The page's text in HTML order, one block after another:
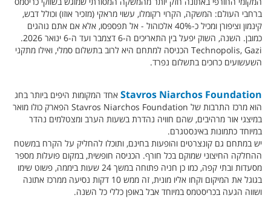
ברחבי העולם: המשקה, הקרוי רקומלו, עשוי מראקי (מזכיר אוזו) וכולל דבש,
קינמון וציפורן ומכיל כ-40% אלכוהול - אל תפספסו, אלא אם אתם נוהגים
כמובן. השנה, השוק יפעל בין התאריכים ה-6 דצמבר ועד ה-6 ינואר 2026.
Technopolis, Gazi הכניסה למתחם היא לרוב בתשלום סמלי, ואילו מתקני
השעשועים כרוכים בתשלום נפרד.
Stavros Niarchos Foundation אחד המקומות היפים ביותר בחג
הוא מרכז התרבות של Stavros Niarchos Foundation הפארק כולו מואר
במיצגי אור מרהיבים, שהם חוויה נהדרת בשעות הערב ומצטלמים נהדר
במיוחד כתמונות באינסטגרם.
יש במתחם גם קונצרטים והופעות בחינם, ותוכלו להחליק על הקרח במשטח
ההחלקה החיצוני שמוקם בכל חורף. הכניסה חופשית, במקום פועלות מספר
מסעדות ובתי קפה, כמו כן חניה פתוחה במשך 24 שעות ביממה, פשוט שימו
בגוגל את המיקום וקחו אליו מונית, זה ממש 10 דקות נסיעה ממרכז אתונה
ושווה הגעה בכריסטמס במיוחד אבל באופן כללי כל השנה.